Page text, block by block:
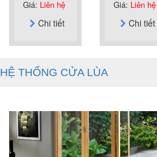
Giá: Liên hệ
Chi tiết
SUS304
Giá: Liên hệ
Chi tiết
HỆ THỐNG CỬA LÙA